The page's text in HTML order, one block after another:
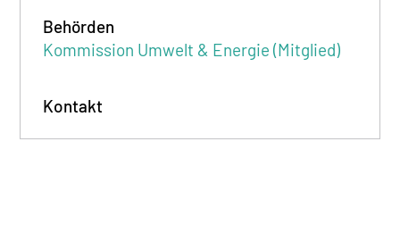
Behörden
Kommission Umwelt & Energie (Mitglied)
Kontakt